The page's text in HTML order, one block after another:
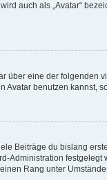
auch als „Avatar“
über eine der
benutzen kannst,
Beiträge du bislang
Administration
Rang unter